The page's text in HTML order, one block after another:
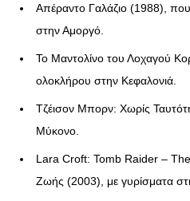
Απέραντο Γαλάζιο (1988), που
στην Αμοργό.
Το Μαντολίνο του Λοχαγού
ολοκλήρου στην Κεφαλονιά.
Tζέισον Μπορν: Χωρίς
Μύκονο.
Lara Croft: Tomb Raider –
Ζωής (2003), με γυρίσματα